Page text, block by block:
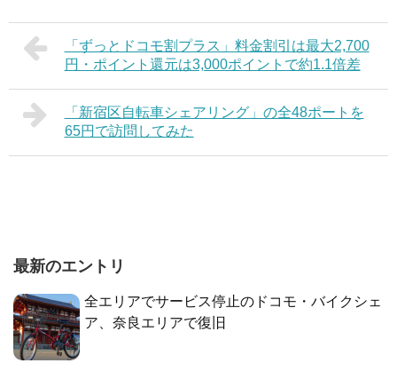
「ずっとドコモ割プラス」料金割引は最大2,700
円・ポイント還元は3,000ポイントで約1.1倍差
「新宿区自転車シェアリング」の全48ポートを
65円で訪問してみた
最新のエントリ
全エリアでサービス停止のドコモ・バイクシェ
ア、奈良エリアで復旧